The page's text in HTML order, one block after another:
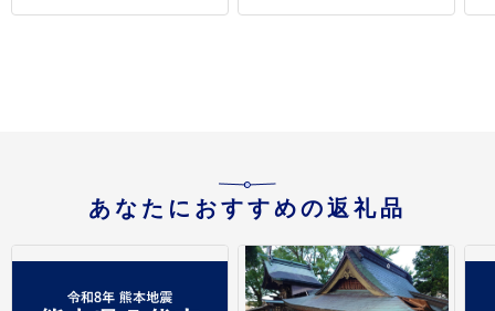
レーニング 知育トレー
ング 短時間 知育トレー
あなたにおすすめの返礼品